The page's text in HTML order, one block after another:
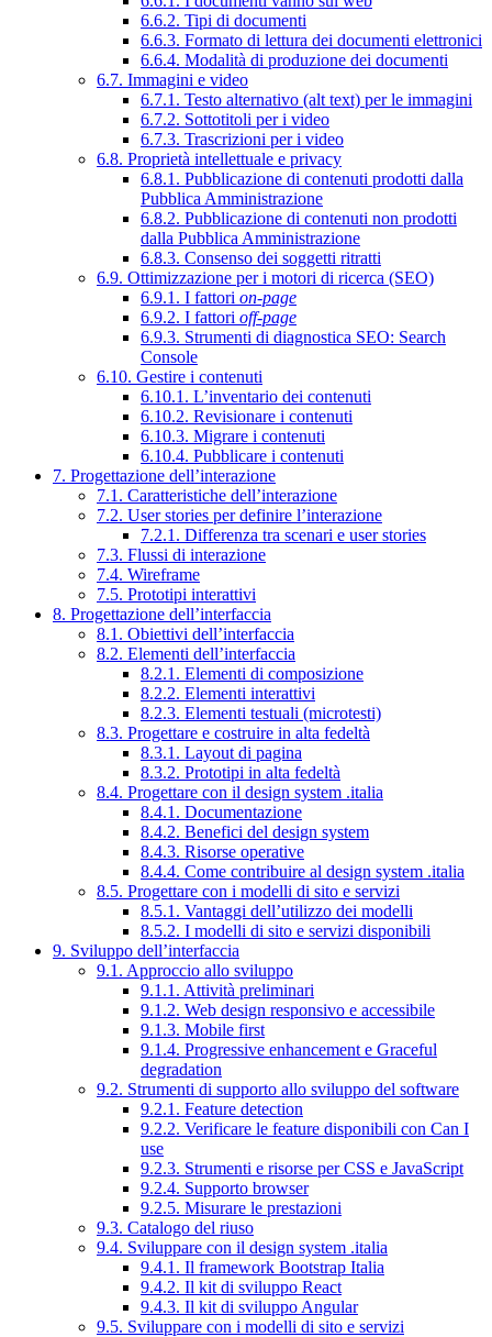
6.6.2. Tipi di documenti
6.6.3. Formato di lettura dei documenti elettronici
6.6.4. Modalità di produzione dei documenti
6.7. Immagini e video
6.7.1. Testo alternativo (alt text) per le immagini
6.7.2. Sottotitoli per i video
6.7.3. Trascrizioni per i video
6.8. Proprietà intellettuale e privacy
6.8.1. Pubblicazione di contenuti prodotti dalla
Pubblica Amministrazione
6.8.2. Pubblicazione di contenuti non prodotti
dalla Pubblica Amministrazione
6.8.3. Consenso dei soggetti ritratti
6.9. Ottimizzazione per i motori di ricerca (SEO)
6.9.1. I fattori on-page
6.9.2. I fattori off-page
6.9.3. Strumenti di diagnostica SEO: Search
Console
6.10. Gestire i contenuti
6.10.1. L’inventario dei contenuti
6.10.2. Revisionare i contenuti
6.10.3. Migrare i contenuti
6.10.4. Pubblicare i contenuti
7. Progettazione dell’interazione
7.1. Caratteristiche dell’interazione
7.2. User stories per definire l’interazione
7.2.1. Differenza tra scenari e user stories
7.3. Flussi di interazione
7.4. Wireframe
7.5. Prototipi interattivi
8. Progettazione dell’interfaccia
8.1. Obiettivi dell’interfaccia
8.2. Elementi dell’interfaccia
8.2.1. Elementi di composizione
8.2.2. Elementi interattivi
8.2.3. Elementi testuali (microtesti)
8.3. Progettare e costruire in alta fedeltà
8.3.1. Layout di pagina
8.3.2. Prototipi in alta fedeltà
8.4. Progettare con il design system .italia
8.4.1. Documentazione
8.4.2. Benefici del design system
8.4.3. Risorse operative
8.4.4. Come contribuire al design system .italia
8.5. Progettare con i modelli di sito e servizi
8.5.1. Vantaggi dell’utilizzo dei modelli
8.5.2. I modelli di sito e servizi disponibili
9. Sviluppo dell’interfaccia
9.1. Approccio allo sviluppo
9.1.1. Attività preliminari
9.1.2. Web design responsivo e accessibile
9.1.3. Mobile first
9.1.4. Progressive enhancement e Graceful
degradation
9.2. Strumenti di supporto allo sviluppo del software
9.2.1. Feature detection
9.2.2. Verificare le feature disponibili con Can I
use
9.2.3. Strumenti e risorse per CSS e JavaScript
9.2.4. Supporto browser
9.2.5. Misurare le prestazioni
9.3. Catalogo del riuso
9.4. Sviluppare con il design system .italia
9.4.1. Il framework Bootstrap Italia
9.4.2. Il kit di sviluppo React
9.4.3. Il kit di sviluppo Angular
9.5. Sviluppare con i modelli di sito e servizi